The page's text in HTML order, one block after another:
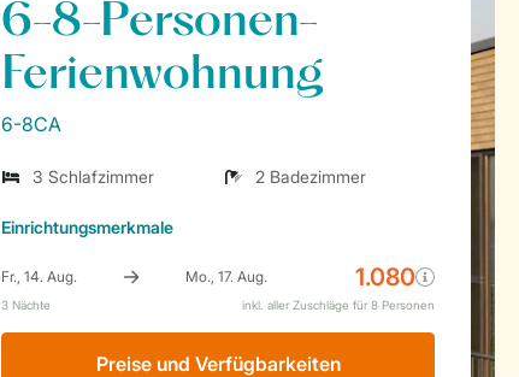
6-8-Personen-
Ferienwohnung
6-8CA
3 Schlafzimmer 2 Badezimmer
Einrichtungsmerkmale
Preise und Verfügbarkeiten